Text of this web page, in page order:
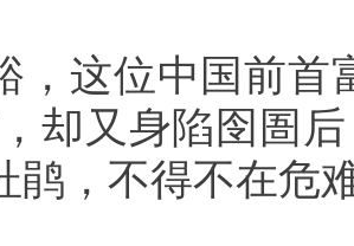
，这位中国前首
却又身陷囹圄
鹃，不得不在危